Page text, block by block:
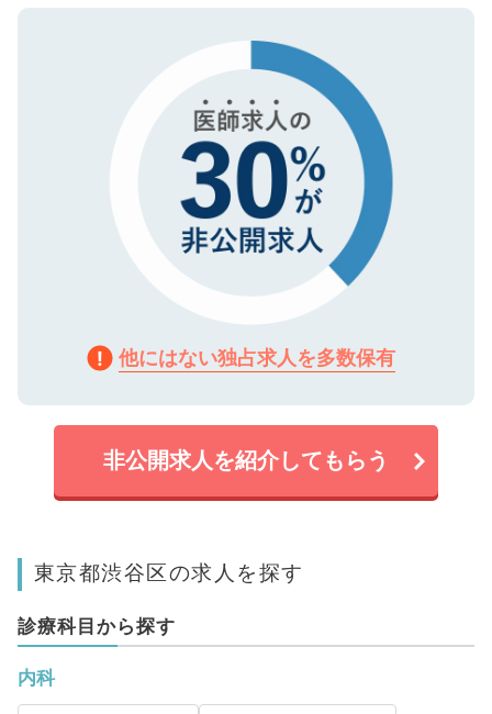
で、機密保持に関してもご安心ください。
ので、まずはご登録ください。
他にはない独占求人を多数保有
非公開求人を紹介してもらう
東京都渋谷区の求人を探す
診療科目から探す
内科